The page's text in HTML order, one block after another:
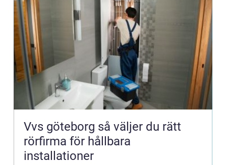
Vvs göteborg så väljer du rätt
rörfirma för hållbara
installationer